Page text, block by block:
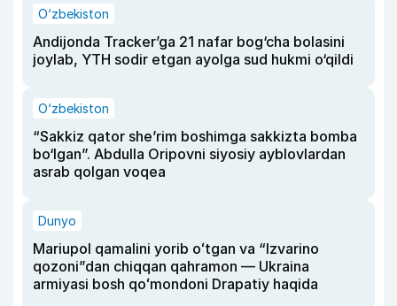
O‘zbekiston
Andijonda Tracker’ga 21 nafar bog‘cha bolasini
joylab, YTH sodir etgan ayolga sud hukmi o‘qildi
O‘zbekiston
“Sakkiz qator she’rim boshimga sakkizta bomba
bo‘lgan”. Abdulla Oripovni siyosiy ayblovlardan
asrab qolgan voqea
Dunyo
Mariupol qamalini yorib oʻtgan va “Izvarino
qozoni”dan chiqqan qahramon — Ukraina
armiyasi bosh qoʻmondoni Drapatiy haqida